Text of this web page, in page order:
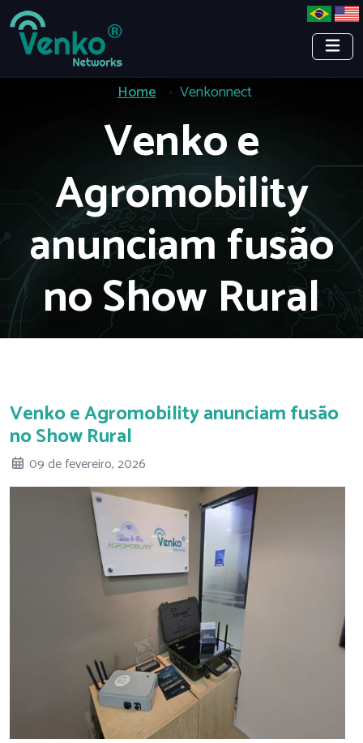
Home Venkonnect
Venko e
Agromobility
anunciam fusão
no Show Rural
Venko e Agromobility anunciam fusão
no Show Rural
09 de fevereiro, 2026